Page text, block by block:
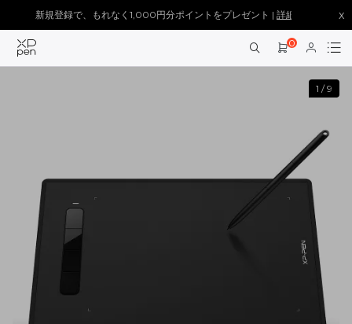
新規登録で、もれなく1,000円分ポイントをプレゼント | 詳細を見る > x
0
1 /9